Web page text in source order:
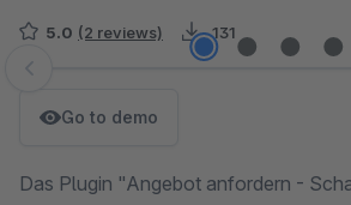
5.0 (2 reviews) 131
Skip image gallery
Go to demo
Das Plugin "Angebot anfordern -